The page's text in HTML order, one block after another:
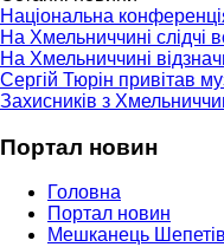
Національна
На Хмельниччині слідчі
На Хмельниччині
Сергій Тюрін привітав
Захисників з
Портал новин
Головна
Портал новин
Мешканець